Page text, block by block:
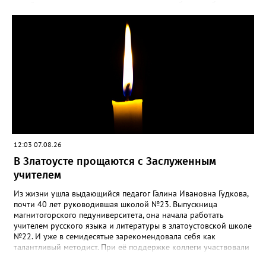
силы перед долгой зимовкой.
12:03 07.08.26
В Златоусте прощаются с Заслуженным
учителем
Из жизни ушла выдающийся педагог Галина Ивановна Гудкова,
почти 40 лет руководившая школой №23. Выпускница
магнитогорского педуниверситета, она начала работать
учителем русского языка и литературы в златоустовской школе
№22. И уже в семидесятые зарекомендовала себя как
талантливый методист. При её поддержке коллеги участвовали